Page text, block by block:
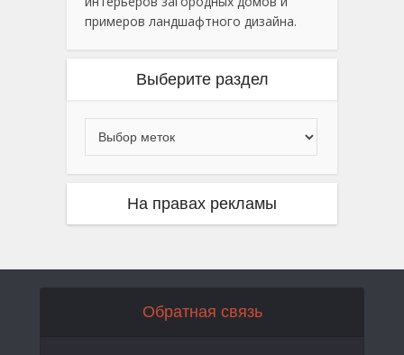
примеров ландшафтного дизайна.
Выберите раздел
На правах рекламы
Обратная связь